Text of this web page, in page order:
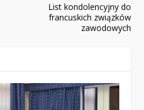
List kondolencyjny do
francuskich związków
zawodowych